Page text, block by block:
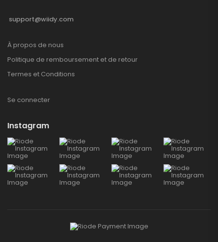
support@wiidy.com
À propos de nous
Politique de remboursement et de retour
Termes et Conditions
Se connecter
Instagram